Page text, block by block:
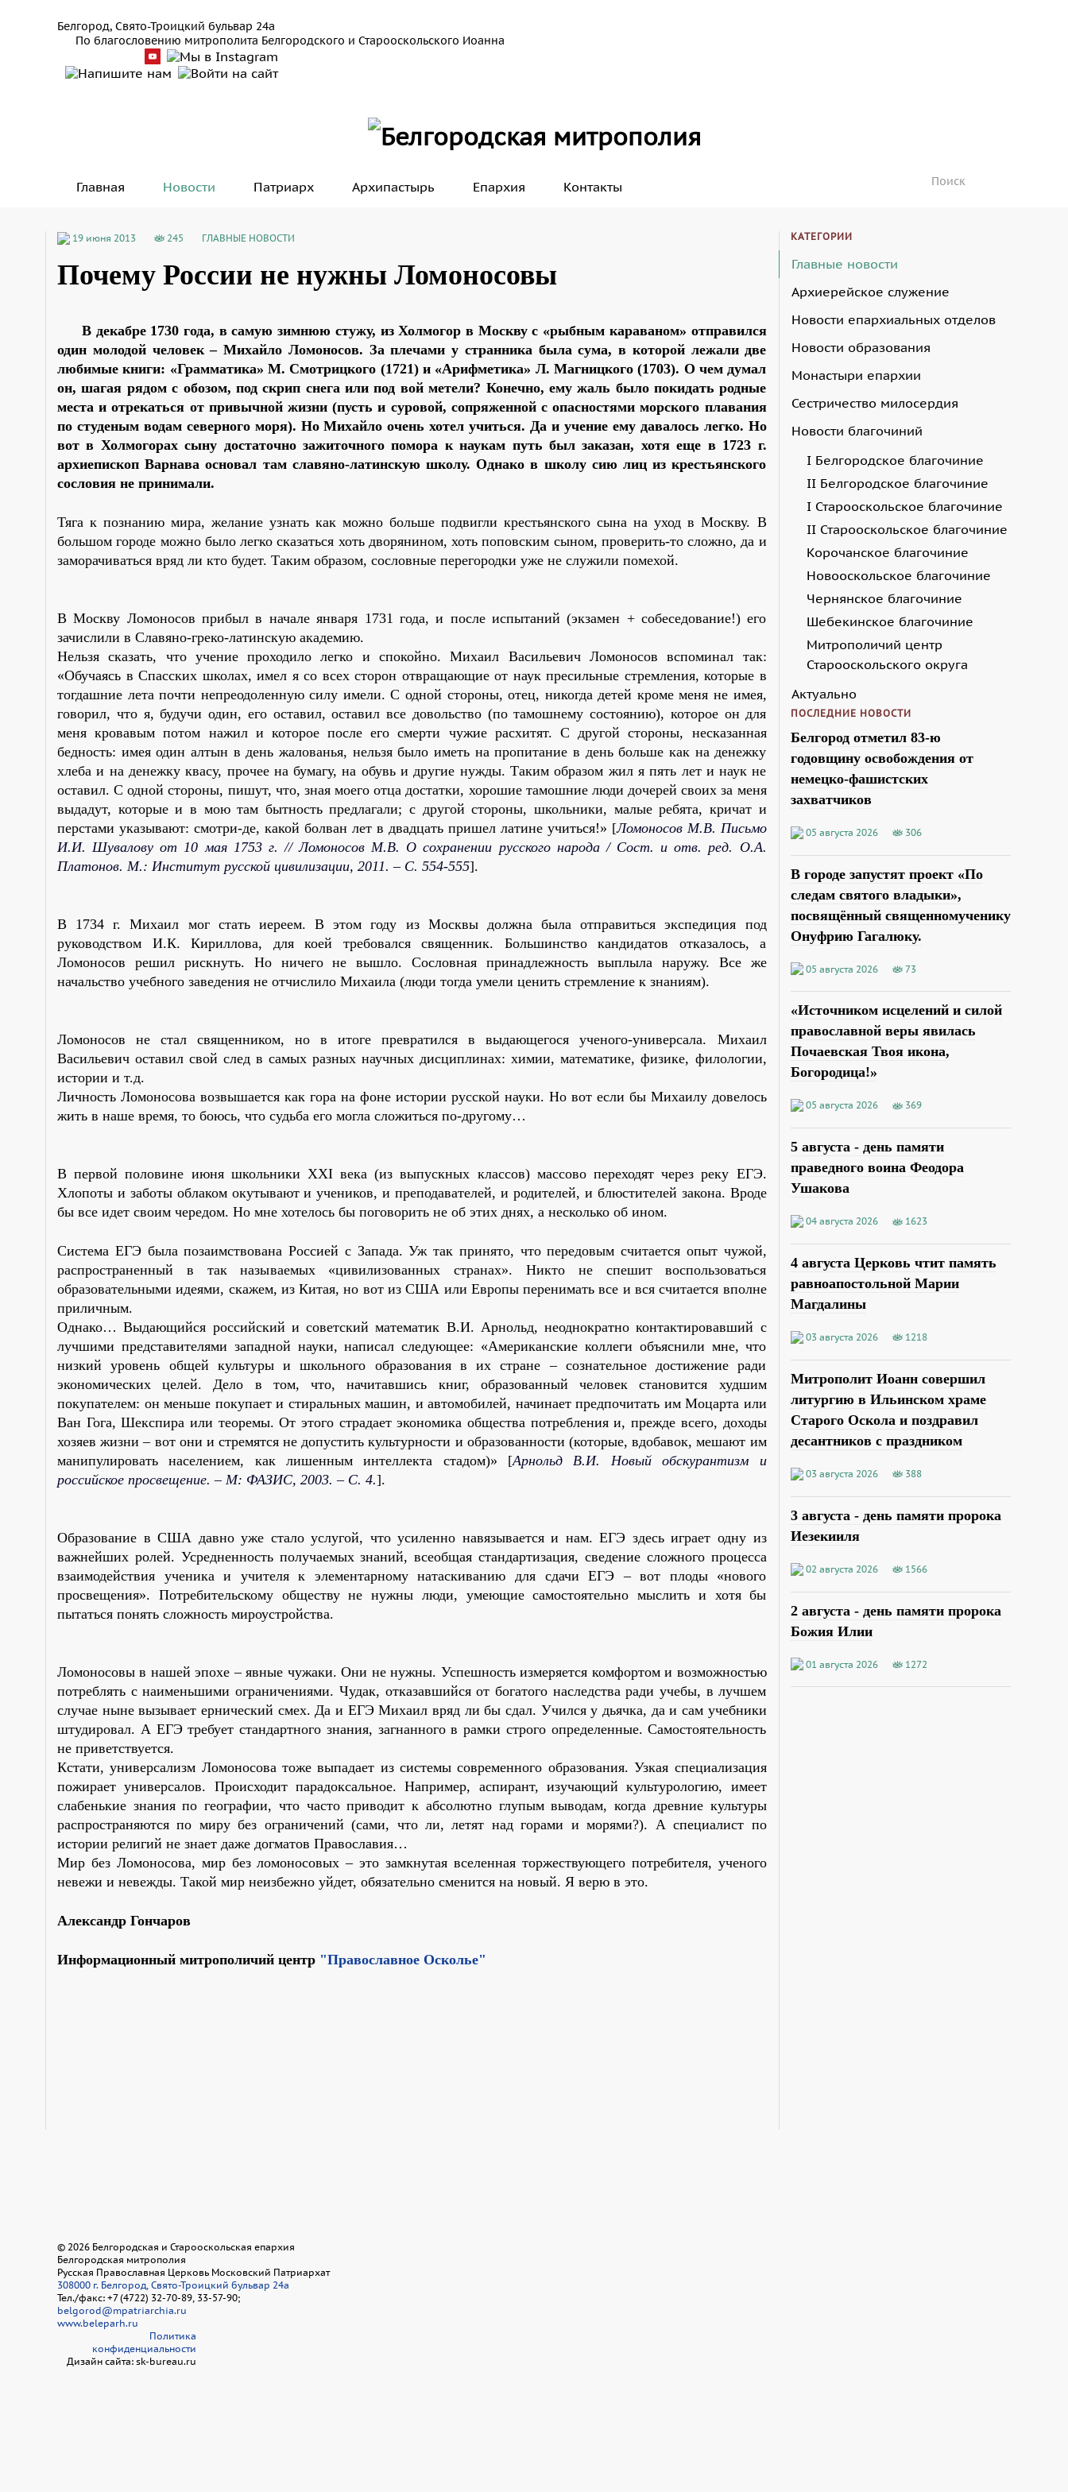
Белгород, Свято-Троицкий бульвар 24а
По благословению митрополита Белгородского и Старооскольского Иоанна
Главная Новости Патриарх Архипастырь Епархия Контакты
19 июня 2013 245 ГЛАВНЫЕ НОВОСТИ
Почему России не нужны Ломоносовы
В декабре 1730 года, в самую зимнюю стужу, из Холмогор в Москву с «рыбным караваном» отправился
один молодой человек – Михайло Ломоносов. За плечами у странника была сума, в которой лежали две
любимые книги: «Грамматика» М. Смотрицкого (1721) и «Арифметика» Л. Магницкого (1703). О чем думал
он, шагая рядом с обозом, под скрип снега или под вой метели? Конечно, ему жаль было покидать родные
места и отрекаться от привычной жизни (пусть и суровой, сопряженной с опасностями морского плавания
по студеным водам северного моря). Но Михайло очень хотел учиться. Да и учение ему давалось легко. Но
вот в Холмогорах сыну достаточно зажиточного помора к наукам путь был заказан, хотя еще в 1723 г.
архиепископ Варнава основал там славяно-латинскую школу. Однако в школу сию лиц из крестьянского
сословия не принимали.
Тяга к познанию мира, желание узнать как можно больше подвигли крестьянского сына на уход в Москву. В
большом городе можно было легко сказаться хоть дворянином, хоть поповским сыном, проверить-то сложно, да и
заморачиваться вряд ли кто будет. Таким образом, сословные перегородки уже не служили помехой.
В Москву Ломоносов прибыл в начале января 1731 года, и после испытаний (экзамен + собеседование!) его
зачислили в Славяно-греко-латинскую академию.
Нельзя сказать, что учение проходило легко и спокойно. Михаил Васильевич Ломоносов вспоминал так:
«Обучаясь в Спасских школах, имел я со всех сторон отвращающие от наук пресильные стремления, которые в
тогдашние лета почти непреодоленную силу имели. С одной стороны, отец, никогда детей кроме меня не имея,
говорил, что я, будучи один, его оставил, оставил все довольство (по тамошнему состоянию), которое он для
меня кровавым потом нажил и которое после его смерти чужие расхитят. С другой стороны, несказанная
бедность: имея один алтын в день жалованья, нельзя было иметь на пропитание в день больше как на денежку
хлеба и на денежку квасу, прочее на бумагу, на обувь и другие нужды. Таким образом жил я пять лет и наук не
оставил. С одной стороны, пишут, что, зная моего отца достатки, хорошие тамошние люди дочерей своих за меня
выдадут, которые и в мою там бытность предлагали; с другой стороны, школьники, малые ребята, кричат и
перстами указывают: смотри-де, какой болван лет в двадцать пришел латине учиться!» [Ломоносов М.В. Письмо
И.И. Шувалову от 10 мая 1753 г. // Ломоносов М.В. О сохранении русского народа / Сост. и отв. ред. О.А.
Платонов. М.: Институт русской цивилизации, 2011. – С. 554-555].
В 1734 г. Михаил мог стать иереем. В этом году из Москвы должна была отправиться экспедиция под
руководством И.К. Кириллова, для коей требовался священник. Большинство кандидатов отказалось, а
Ломоносов решил рискнуть. Но ничего не вышло. Сословная принадлежность выплыла наружу. Все же
начальство учебного заведения не отчислило Михаила (люди тогда умели ценить стремление к знаниям).
Ломоносов не стал священником, но в итоге превратился в выдающегося ученого-универсала. Михаил
Васильевич оставил свой след в самых разных научных дисциплинах: химии, математике, физике, филологии,
истории и т.д.
Личность Ломоносова возвышается как гора на фоне истории русской науки. Но вот если бы Михаилу довелось
жить в наше время, то боюсь, что судьба его могла сложиться по-другому…
В первой половине июня школьники XXI века (из выпускных классов) массово переходят через реку ЕГЭ.
Хлопоты и заботы облаком окутывают и учеников, и преподавателей, и родителей, и блюстителей закона. Вроде
бы все идет своим чередом. Но мне хотелось бы поговорить не об этих днях, а несколько об ином.
Система ЕГЭ была позаимствована Россией с Запада. Уж так принято, что передовым считается опыт чужой,
распространенный в так называемых «цивилизованных странах». Никто не спешит воспользоваться
образовательными идеями, скажем, из Китая, но вот из США или Европы перенимать все и вся считается вполне
приличным.
Однако… Выдающийся российский и советский математик В.И. Арнольд, неоднократно контактировавший с
лучшими представителями западной науки, написал следующее: «Американские коллеги объяснили мне, что
низкий уровень общей культуры и школьного образования в их стране – сознательное достижение ради
экономических целей. Дело в том, что, начитавшись книг, образованный человек становится худшим
покупателем: он меньше покупает и стиральных машин, и автомобилей, начинает предпочитать им Моцарта или
Ван Гога, Шекспира или теоремы. От этого страдает экономика общества потребления и, прежде всего, доходы
хозяев жизни – вот они и стремятся не допустить культурности и образованности (которые, вдобавок, мешают им
манипулировать населением, как лишенным интеллекта стадом)» [Арнольд В.И. Новый обскурантизм и
российское просвещение. – М: ФАЗИС, 2003. – С. 4.].
Образование в США давно уже стало услугой, что усиленно навязывается и нам. ЕГЭ здесь играет одну из
важнейших ролей. Усредненность получаемых знаний, всеобщая стандартизация, сведение сложного процесса
взаимодействия ученика и учителя к элементарному натаскиванию для сдачи ЕГЭ – вот плоды «нового
просвещения». Потребительскому обществу не нужны люди, умеющие самостоятельно мыслить и хотя бы
пытаться понять сложность мироустройства.
Ломоносовы в нашей эпохе – явные чужаки. Они не нужны. Успешность измеряется комфортом и возможностью
потреблять с наименьшими ограничениями. Чудак, отказавшийся от богатого наследства ради учебы, в лучшем
случае ныне вызывает ернический смех. Да и ЕГЭ Михаил вряд ли бы сдал. Учился у дьячка, да и сам учебники
штудировал. А ЕГЭ требует стандартного знания, загнанного в рамки строго определенные. Самостоятельность
не приветствуется.
Кстати, универсализм Ломоносова тоже выпадает из системы современного образования. Узкая специализация
пожирает универсалов. Происходит парадоксальное. Например, аспирант, изучающий культурологию, имеет
слабенькие знания по географии, что часто приводит к абсолютно глупым выводам, когда древние культуры
распространяются по миру без ограничений (сами, что ли, летят над горами и морями?). А специалист по
истории религий не знает даже догматов Православия…
Мир без Ломоносова, мир без ломоносовых – это замкнутая вселенная торжествующего потребителя, ученого
невежи и невежды. Такой мир неизбежно уйдет, обязательно сменится на новый. Я верю в это.
Александр Гончаров
Информационный митрополичий центр "Православное Осколье"
КАТЕГОРИИ
Главные новости
Архиерейское служение
Новости епархиальных отделов
Новости образования
Монастыри епархии
Сестричество милосердия
Новости благочиний
I Белгородское благочиние
II Белгородское благочиние
I Старооскольское благочиние
II Старооскольское благочиние
Корочанское благочиние
Новооскольское благочиние
Чернянское благочиние
Шебекинское благочиние
Митрополичий центр
Старооскольского округа
Актуально
ПОСЛЕДНИЕ НОВОСТИ
Белгород отметил 83-ю
годовщину освобождения от
немецко-фашистских
захватчиков
05 августа 2026 306
В городе запустят проект «По
следам святого владыки»,
посвящённый священномученику
Онуфрию Гагалюку.
05 августа 2026 73
«Источником исцелений и силой
православной веры явилась
Почаевская Твоя икона,
Богородица!»
05 августа 2026 369
5 августа - день памяти
праведного воина Феодора
Ушакова
04 августа 2026 1623
4 августа Церковь чтит память
равноапостольной Марии
Магдалины
03 августа 2026 1218
Митрополит Иоанн совершил
литургию в Ильинском храме
Старого Оскола и поздравил
десантников с праздником
03 августа 2026 388
3 августа - день памяти пророка
Иезекииля
02 августа 2026 1566
2 августа - день памяти пророка
Божия Илии
01 августа 2026 1272
© 2026 Белгородская и Старооскольская епархия
Белгородская митрополия
Русская Православная Церковь Московский Патриархат
308000 г. Белгород, Свято-Троицкий бульвар 24а
Тел./факс: +7 (4722) 32-70-89, 33-57-90;
belgorod@mpatriarchia.ru
www.beleparh.ru
Политика
конфиденциальности
Дизайн сайта: sk-bureau.ru